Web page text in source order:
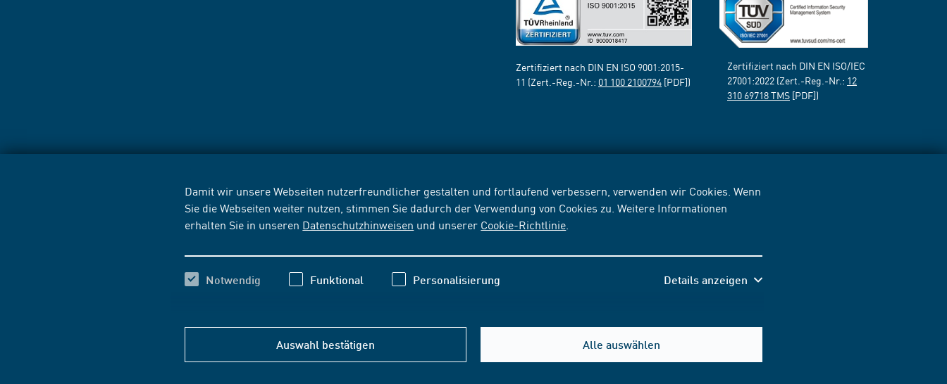
Damit wir unsere Webseiten nutzerfreundlicher gestalten und fortlaufend verbessern, verwenden wir Cookies. Wenn
Sie die Webseiten weiter nutzen, stimmen Sie dadurch der Verwendung von Cookies zu. Weitere Informationen
erhalten Sie in unseren Datenschutzhinweisen und unserer Cookie-Richtlinie
Notwendig Funktional Personalisierung Details anzeigen
Auswahl bestätigen Alle auswählen
Zertifiziert nach DIN EN ISO 9001:2015-
11 (Zert.-Reg.-Nr.: 01 100 2100794 [PDF])
Zertifiziert nach DIN EN ISO/IEC
27001:2022 (Zert.-Reg.-Nr.: 12
310 69718 TMS [PDF])